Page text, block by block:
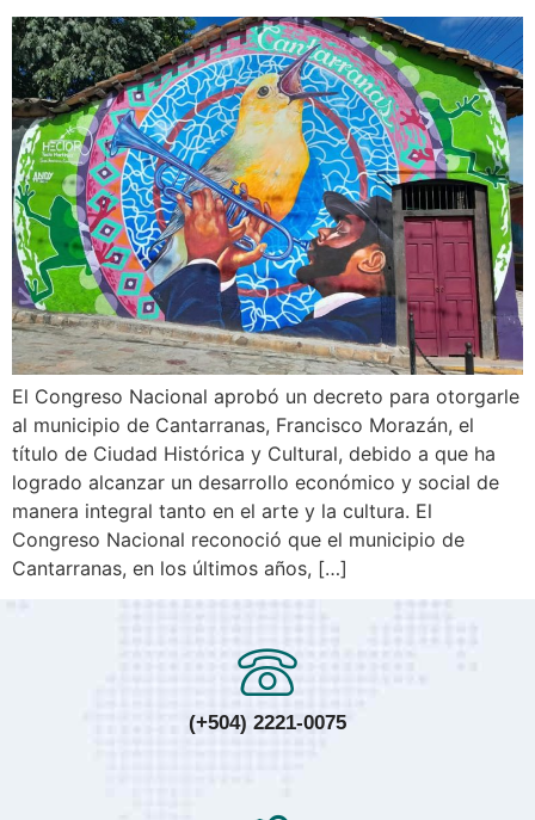
El Congreso Nacional aprobó un decreto para otorgarle
al municipio de Cantarranas, Francisco Morazán, el
título de Ciudad Histórica y Cultural, debido a que ha
logrado alcanzar un desarrollo económico y social de
manera integral tanto en el arte y la cultura. El
Congreso Nacional reconoció que el municipio de
Cantarranas, en los últimos años, […]
(+504) 2221-0075